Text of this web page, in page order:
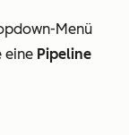
Menü
eine Pipeline